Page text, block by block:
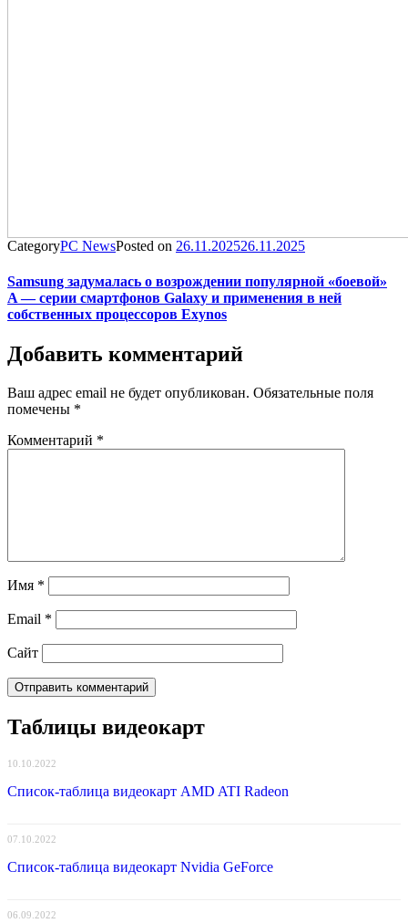
CategoryPC NewsPosted on 26.11.202526.11.2025
Samsung задумалась о возрождении популярной «боевой»
A — серии смартфонов Galaxy и применения в ней
собственных процессоров Exynos
Добавить комментарий
Ваш адрес email не будет опубликован. Обязательные поля
помечены *
Комментарий *
Имя *
Email *
Сайт
Таблицы видеокарт
10.10.2022
Список-таблица видеокарт AMD ATI Radeon
07.10.2022
Список-таблица видеокарт Nvidia GeForce
06.09.2022